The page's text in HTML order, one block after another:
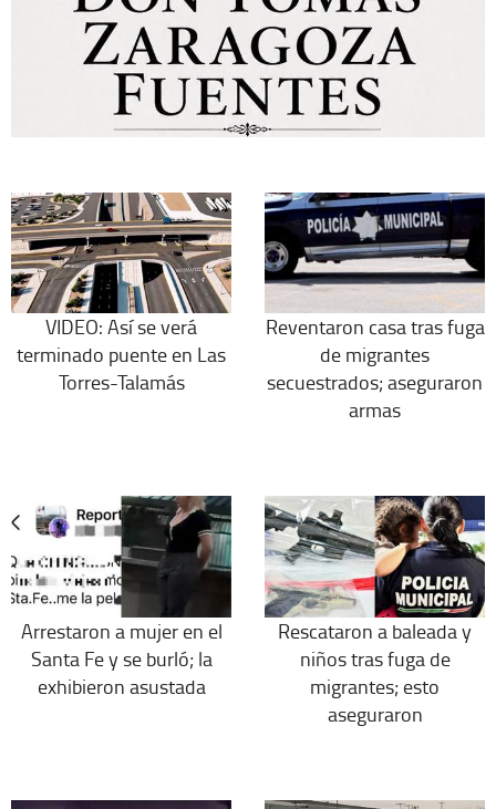
VIDEO: Así se verá
terminado puente en Las
Torres-Talamás
Reventaron casa tras fuga
de migrantes
secuestrados; aseguraron
armas
Arrestaron a mujer en el
Santa Fe y se burló; la
exhibieron asustada
Rescataron a baleada y
niños tras fuga de
migrantes; esto
aseguraron